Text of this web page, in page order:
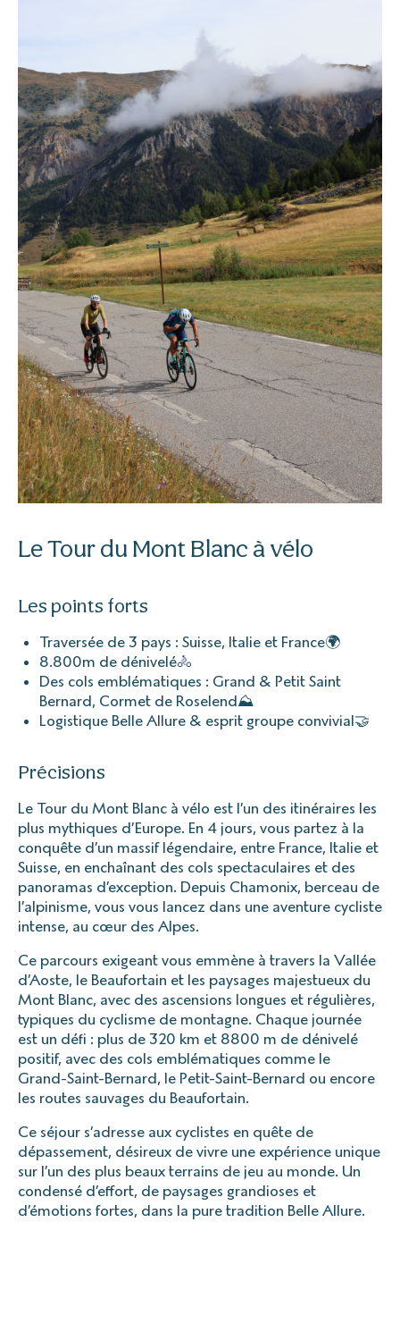
Le Tour du Mont Blanc à vélo
Les points forts
Traversée de 3 pays : Suisse, Italie et France🌍
8.800m de dénivelé🚴
Des cols emblématiques : Grand & Petit Saint
Bernard, Cormet de Roselend⛰
Logistique Belle Allure & esprit groupe convivial🤝
Précisions
Le Tour du Mont Blanc à vélo est l’un des itinéraires les
plus mythiques d’Europe. En 4 jours, vous partez à la
conquête d’un massif légendaire, entre France, Italie et
Suisse, en enchaînant des cols spectaculaires et des
panoramas d’exception. Depuis Chamonix, berceau de
l’alpinisme, vous vous lancez dans une aventure cycliste
intense, au cœur des Alpes.
Ce parcours exigeant vous emmène à travers la Vallée
d’Aoste, le Beaufortain et les paysages majestueux du
Mont Blanc, avec des ascensions longues et régulières,
typiques du cyclisme de montagne. Chaque journée
est un défi : plus de 320 km et 8800 m de dénivelé
positif, avec des cols emblématiques comme le
Grand-Saint-Bernard, le Petit-Saint-Bernard ou encore
les routes sauvages du Beaufortain.
Ce séjour s’adresse aux cyclistes en quête de
dépassement, désireux de vivre une expérience unique
sur l’un des plus beaux terrains de jeu au monde. Un
condensé d’effort, de paysages grandioses et
d’émotions fortes, dans la pure tradition Belle Allure.